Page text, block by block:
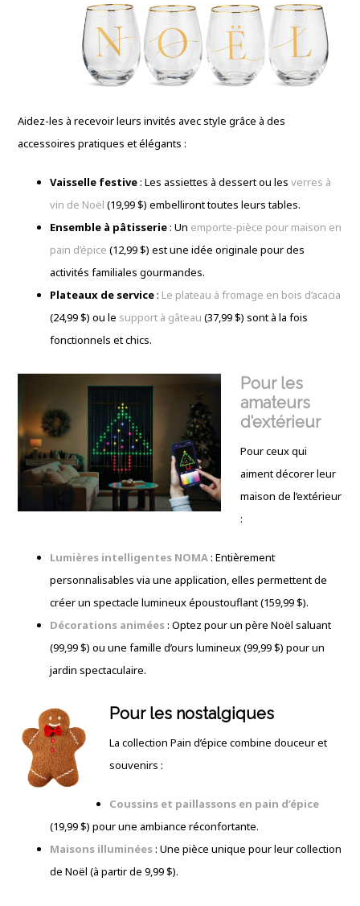
Aidez-les à recevoir leurs invités avec style grâce à des
accessoires pratiques et élégants :
Vaisselle festive: Les assiettes à dessert ou les verres à
vin de Noël (19,99 $) embelliront toutes leurs tables.
Ensemble à pâtisserie: Un emporte-pièce pour maison en
pain d’épice (12,99 $) est une idée originale pour des
activités familiales gourmandes.
Plateaux de service: Le plateau à fromage en bois d’acacia
(24,99 $) ou le support à gâteau (37,99 $) sont à la fois
fonctionnels et chics.
Pour les
amateurs
d’extérieur
Pour ceux qui
aiment décorer leur
maison de l’extérieur
:
Lumières intelligentes NOMA: Entièrement
personnalisables via une application, elles permettent de
créer un spectacle lumineux époustouflant (159,99 $).
Décorations animées: Optez pour un père Noël saluant
(99,99 $) ou une famille d’ours lumineux (99,99 $) pour un
jardin spectaculaire.
Pour les nostalgiques
La collection Pain d’épice combine douceur et
souvenirs :
Coussins et paillassons en pain d’épice
(19,99 $) pour une ambiance réconfortante.
Maisons illuminées: Une pièce unique pour leur collection
de Noël (à partir de 9,99 $).